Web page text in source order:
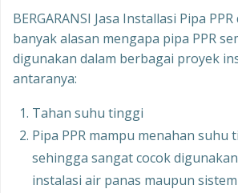
BERGARANSI Jasa Installasi Pipa
banyak alasan mengapa pipa PPR
digunakan dalam berbagai proyek
antaranya:
Tahan suhu tinggi
Pipa PPR mampu menahan suhu
sehingga sangat cocok
instalasi air panas maupun